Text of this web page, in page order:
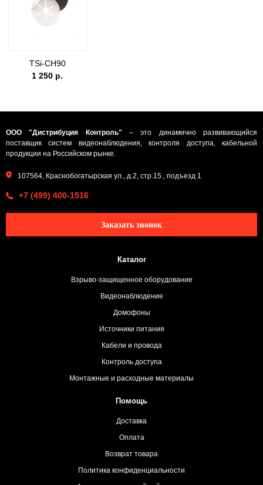
TSi-CH90
1 250 р.
ООО "Дистрибуция Контроль" – это динамично развивающийся
поставщик систем видеонаблюдения, контроля доступа, кабельной
продукции на Российском рынке.
107564, Краснобогатырская ул., д.2, стр.15., подъезд 1
+7 (499) 400-1516
Заказать звонок
Каталог
Взрыво-защищенное оборудование
Видеонаблюдение
Домофоны
Источники питания
Кабели и провода
Контроль доступа
Монтажные и расходные материалы
Помощь
Доставка
Оплата
Возврат товара
Политика конфиденциальности